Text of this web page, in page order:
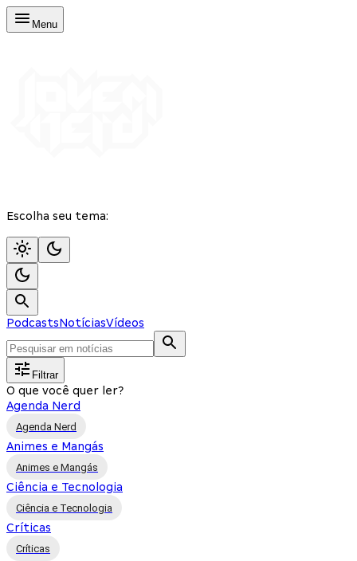
Menu
Escolha seu tema:
PodcastsNotíciasVídeos
Filtrar
O que você quer ler?
Agenda Nerd
Agenda Nerd
Animes e Mangás
Animes e Mangás
Ciência e Tecnologia
Ciência e Tecnologia
Críticas
Críticas